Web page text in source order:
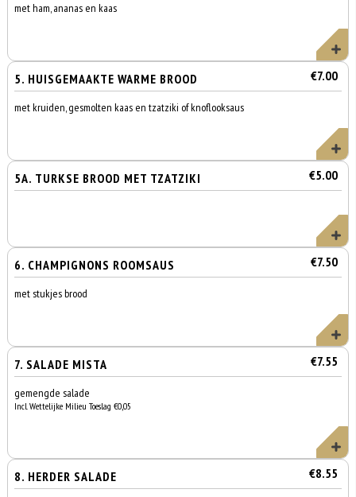
met ham, ananas en kaas
5. HUISGEMAAKTE WARME BROOD €7.00
met kruiden, gesmolten kaas en tzatziki of knoflooksaus
5A. TURKSE BROOD MET TZATZIKI €5.00
6. CHAMPIGNONS ROOMSAUS €7.50
met stukjes brood
7. SALADE MISTA €7.55
gemengde salade
Incl. Wettelijke Milieu Toeslag €0,05
8. HERDER SALADE €8.55